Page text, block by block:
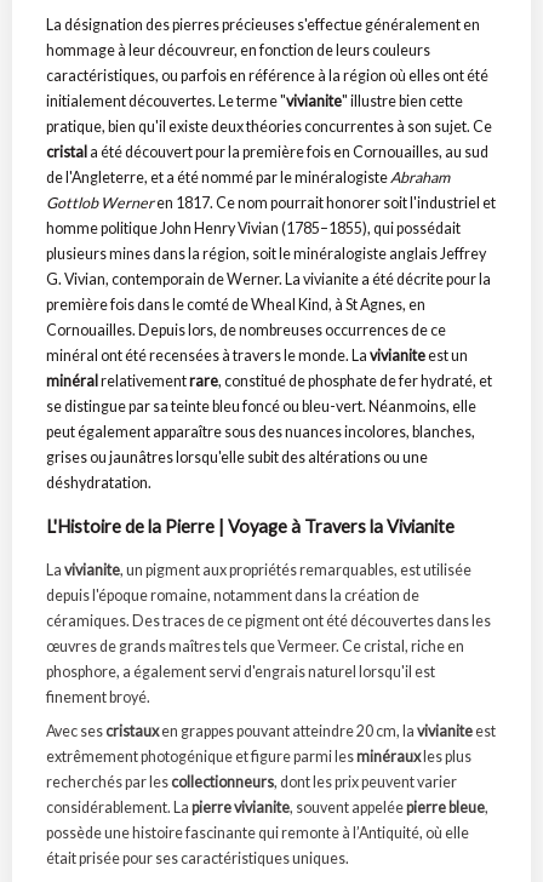
La désignation des pierres précieuses s'effectue généralement en
hommage à leur découvreur, en fonction de leurs couleurs
caractéristiques, ou parfois en référence à la région où elles ont été
initialement découvertes. Le terme "vivianite" illustre bien cette
pratique, bien qu'il existe deux théories concurrentes à son sujet. Ce
cristal a été découvert pour la première fois en Cornouailles, au sud
de l'Angleterre, et a été nommé par le minéralogiste Abraham
Gottlob Werneren 1817. Ce nom pourrait honorer soit l'industriel et
homme politique John Henry Vivian (1785–1855), qui possédait
plusieurs mines dans la région, soit le minéralogiste anglais Jeffrey
G. Vivian, contemporain de Werner. La vivianite a été décrite pour la
première fois dans le comté de Wheal Kind, à St Agnes, en
Cornouailles. Depuis lors, de nombreuses occurrences de ce
minéral ont été recensées à travers le monde. Lavivianiteest un
minéralrelativementrare, constitué de phosphate de fer hydraté, et
se distingue par sa teinte bleu foncé ou bleu-vert. Néanmoins, elle
peut également apparaître sous des nuances incolores, blanches,
grises ou jaunâtres lorsqu'elle subit des altérations ou une
déshydratation.
L'Histoire de la Pierre | Voyage à Travers la Vivianite
Lavivianite, un pigment aux propriétés remarquables, est utilisée
depuis l'époque romaine, notamment dans la création de
céramiques. Des traces de ce pigment ont été découvertes dans les
œuvres de grands maîtres tels que Vermeer. Ce cristal, riche en
phosphore, a également servi d'engrais naturel lorsqu'il est
finement broyé.
Avec ses cristauxen grappes pouvant atteindre 20 cm, lavivianite est
extrêmement photogénique et figure parmi lesminéraux les plus
recherchés par les collectionneurs, dont les prix peuvent varier
considérablement. Lapierre vivianite, souvent appeléepierre bleue,
possède une histoire fascinante qui remonte à l’Antiquité, où elle
était prisée pour ses caractéristiques uniques.